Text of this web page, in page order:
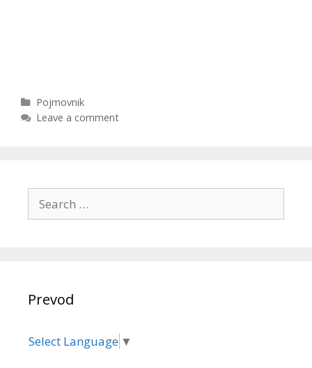
Pojmovnik
Leave a comment
Prevod
Select Language ▼